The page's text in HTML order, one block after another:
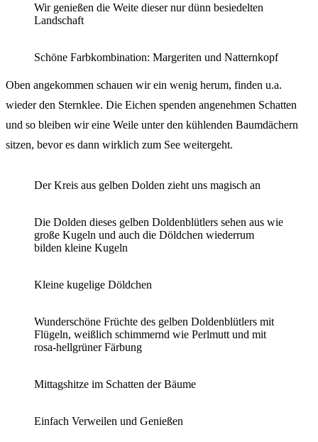
Wir genießen die Weite dieser nur dünn besiedelten
Landschaft
Schöne Farbkombination: Margeriten und Natternkopf
Oben angekommen schauen wir ein wenig herum, finden u.a.
wieder den Sternklee. Die Eichen spenden angenehmen Schatten
und so bleiben wir eine Weile unter den kühlenden Baumdächern
sitzen, bevor es dann wirklich zum See weitergeht.
Der Kreis aus gelben Dolden zieht uns magisch an
Die Dolden dieses gelben Doldenblütlers sehen aus wie
große Kugeln und auch die Döldchen wiederrum
bilden kleine Kugeln
Kleine kugelige Döldchen
Wunderschöne Früchte des gelben Doldenblütlers mit
Flügeln, weißlich schimmernd wie Perlmutt und mit
rosa-hellgrüner Färbung
Mittagshitze im Schatten der Bäume
Einfach Verweilen und Genießen